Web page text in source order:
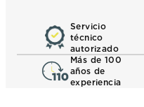
Servicio
técnico
autorizado
Más de 100
años de
experiencia